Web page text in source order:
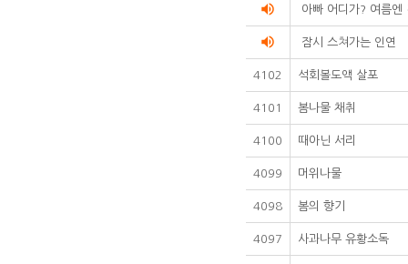
volume_up 아빠 어디가? 여름엔
volume_up 잠시 스쳐가는 인연
4102 석회볼도액 살포
4101 봄나물 채취
4100 때아닌 서리
4099 머위나물
4098 봄의 향기
4097 사과나무 유황소독